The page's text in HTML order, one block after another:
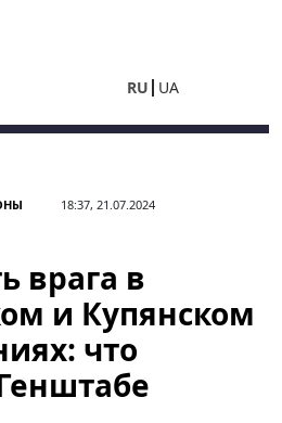
RU UA
18:37, 21.07.2024
врага в
и Купянском
что